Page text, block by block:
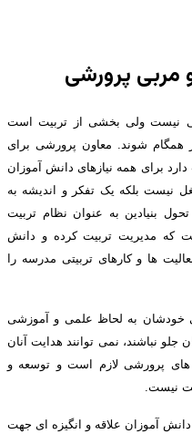
پرورشی
نیست ولی بخشی از تربیت است
همگام شوند. معاون پرورشی برای
برای همه نیازهای دانش آموزان
نیست بلکه یک تفکر و اندیشه به
بنیادین به عنوان نظام تربیت
مدیریت تربیت کرده و دانش
ها و کارهای تربیتی مدرسه را
خودشان به لحاظ علمی و آموزشی
جلو نباشند، نمی توانند هدایت آنان
های پرورشی لازم است و توسعه و
نیست.
آموزان علاقه و انگیزه ای جهت